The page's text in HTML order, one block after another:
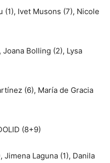
(1), Ivet Musons (7), Nicole
Bolling (2), Lysa
(6), María de Gracia
(8+9)
Jimena Laguna (1), Danila